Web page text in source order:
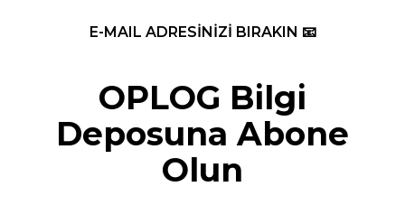
E-MAIL ADRESİNİZİ BIRAKIN 📧
OPLOG Bilgi
Deposuna Abone
Olun